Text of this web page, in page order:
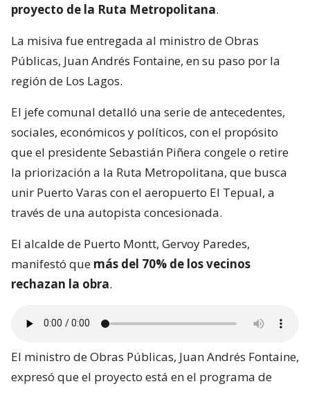
proyecto de la Ruta Metropolitana.
La misiva fue entregada al ministro de Obras
Públicas, Juan Andrés Fontaine, en su paso por la
región de Los Lagos.
El jefe comunal detalló una serie de antecedentes,
sociales, económicos y políticos, con el propósito
que el presidente Sebastián Piñera congele o retire
la priorización a la Ruta Metropolitana, que busca
unir Puerto Varas con el aeropuerto El Tepual, a
través de una autopista concesionada.
El alcalde de Puerto Montt, Gervoy Paredes,
manifestó que más del 70% de los vecinos
rechazan la obra.
El ministro de Obras Públicas, Juan Andrés Fontaine,
expresó que el proyecto está en el programa de